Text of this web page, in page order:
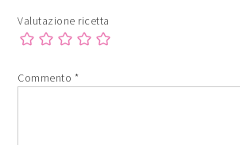
Valutazione ricetta
Commento *